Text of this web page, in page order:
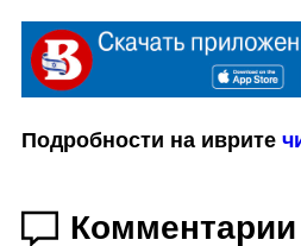
Подробности на иврите
Комментарии